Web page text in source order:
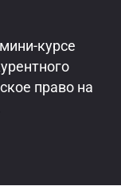
курсе
право на